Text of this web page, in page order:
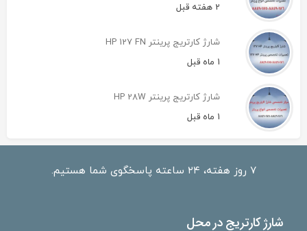
2 هفته قبل
شارژ کارتریج پرینتر HP 127 FN
1 ماه قبل
شارژ کارتریج پرینتر HP 28W
1 ماه قبل
۷ روز هفته، ۲۴ ساعته پاسخگوی شما هستیم.
شارژ کارتریج در محل